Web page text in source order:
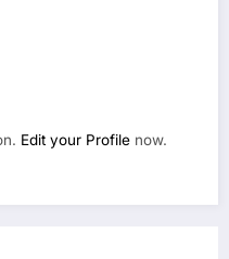
Edit your Profile now.